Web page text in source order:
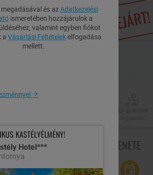
LEJÁRT!
Hétvégén is érvényes
Megrendelem
MEGRENDELÉS MENETE
és az Adatkezelési
ismeretében hozzájárulok a
valamint egyben fiókot
a Vásárlási Feltételekelfogadása
mellett.
KASTÉLYÉLMÉNY!
Hotel***